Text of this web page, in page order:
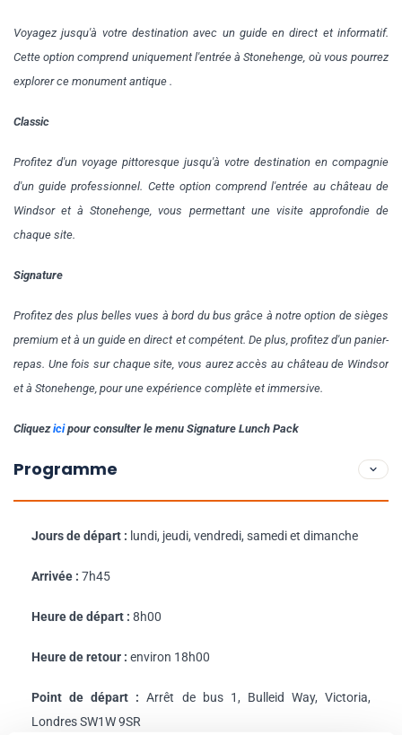
Voyagez jusqu'à votre destination avec un guide en direct et informatif.
Cette option comprend uniquement l'entrée à Stonehenge, où vous pourrez
explorer ce monument antique .
Classic
Profitez d'un voyage pittoresque jusqu'à votre destination en compagnie
d'un guide professionnel. Cette option comprend l'entrée au château de
Windsor et à Stonehenge, vous permettant une visite approfondie de
chaque site.
Signature
Profitez des plus belles vues à bord du bus grâce à notre option de sièges
premium et à un guide en direct et compétent. De plus, profitez d'un panier-
repas. Une fois sur chaque site, vous aurez accès au château de Windsor
et à Stonehenge, pour une expérience complète et immersive.
Cliquezicipour consulter le menu Signature Lunch Pack
Programme
Jours de départ : lundi, jeudi, vendredi, samedi et dimanche
Arrivée : 7h45
Heure de départ : 8h00
Heure de retour : environ 18h00
Point de départ :Arrêt de bus 1, Bulleid Way, Victoria,
Londres SW1W 9SR